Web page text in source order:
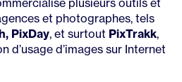
et photographes, tels
PixDay, et surtout PixTrakk,
d’usage d’images sur Internet